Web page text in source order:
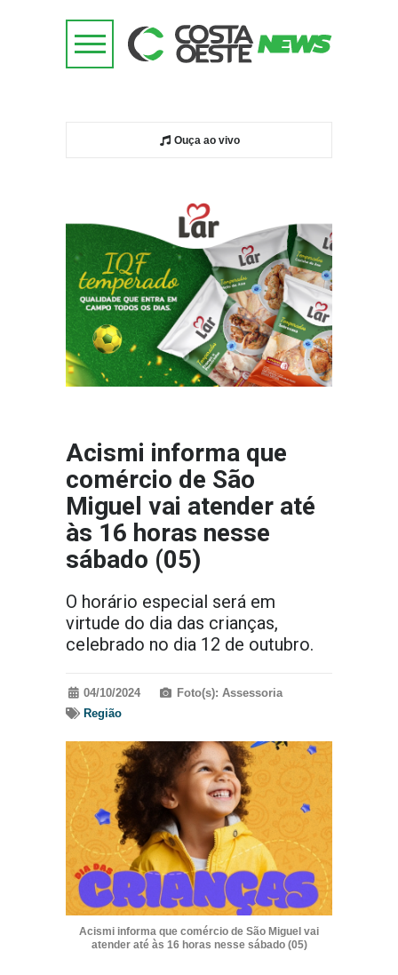
Ouça ao vivo
Acismi informa que
comércio de São
Miguel vai atender até
às 16 horas nesse
sábado (05)
O horário especial será em
virtude do dia das crianças,
celebrado no dia 12 de outubro.
04/10/2024
Foto(s): Assessoria
Região
Acismi informa que comércio de São Miguel vai
atender até às 16 horas nesse sábado (05)